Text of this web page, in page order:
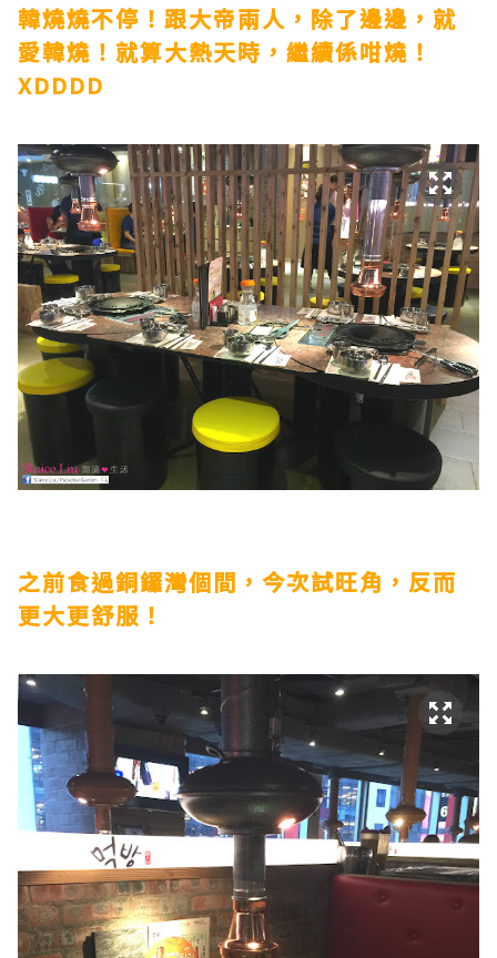
韓燒燒不停！跟大帝兩人，除了邊邊，就
愛韓燒！就算大熱天時，繼續係咁燒！
XDDDD
之前食過銅鑼灣個間，今次試旺角，反而
更大更舒服！